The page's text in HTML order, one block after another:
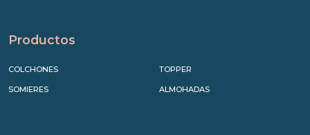
Productos
COLCHONES
SOMIERES
TOPPER
ALMOHADAS